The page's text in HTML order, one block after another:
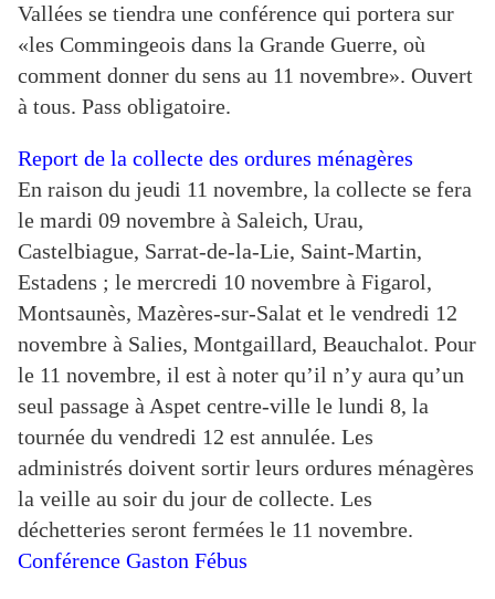
Vallées se tiendra une conférence qui portera sur
«les Commingeois dans la Grande Guerre, où
comment donner du sens au 11 novembre». Ouvert
à tous. Pass obligatoire.
Report de la collecte des ordures ménagères
En raison du jeudi 11 novembre, la collecte se fera
le mardi 09 novembre à Saleich, Urau,
Castelbiague, Sarrat-de-la-Lie, Saint-Martin,
Estadens ; le mercredi 10 novembre à Figarol,
Montsaunès, Mazères-sur-Salat et le vendredi 12
novembre à Salies, Montgaillard, Beauchalot. Pour
le 11 novembre, il est à noter qu’il n’y aura qu’un
seul passage à Aspet centre-ville le lundi 8, la
tournée du vendredi 12 est annulée. Les
administrés doivent sortir leurs ordures ménagères
la veille au soir du jour de collecte. Les
déchetteries seront fermées le 11 novembre.
Conférence Gaston Fébus